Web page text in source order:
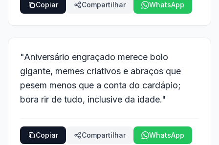
Copiar Compartilhar WhatsApp
"Aniversário engraçado merece bolo
gigante, memes criativos e abraços que
pesem menos que a conta do cardápio;
bora rir de tudo, inclusive da idade."
Copiar Compartilhar WhatsApp